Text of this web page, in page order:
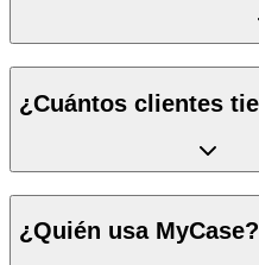
¿Cuántos clientes
¿Quién usa MyCase?